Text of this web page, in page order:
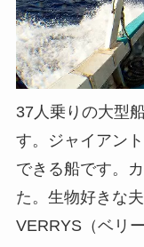
37人乗りの大型
す。ジャイアン
できる船です。
た。生物好きな
VERRYS（ベリ